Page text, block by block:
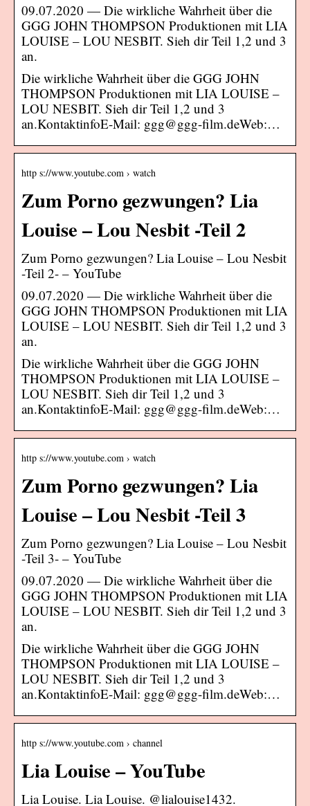
09.07.2020 — Die wirkliche Wahrheit über die
GGG JOHN THOMPSON Produktionen mit LIA
LOUISE – LOU NESBIT. Sieh dir Teil 1,2 und 3
an.
Die wirkliche Wahrheit über die GGG JOHN
THOMPSON Produktionen mit LIA LOUISE –
LOU NESBIT. Sieh dir Teil 1,2 und 3
an.KontaktinfoE-Mail: ggg@ggg-film.deWeb:…
http s://www.youtube.com › watch
Zum Porno gezwungen? Lia
Louise – Lou Nesbit -Teil 2
Zum Porno gezwungen? Lia Louise – Lou Nesbit
-Teil 2- – YouTube
09.07.2020 — Die wirkliche Wahrheit über die
GGG JOHN THOMPSON Produktionen mit LIA
LOUISE – LOU NESBIT. Sieh dir Teil 1,2 und 3
an.
Die wirkliche Wahrheit über die GGG JOHN
THOMPSON Produktionen mit LIA LOUISE –
LOU NESBIT. Sieh dir Teil 1,2 und 3
an.KontaktinfoE-Mail: ggg@ggg-film.deWeb:…
http s://www.youtube.com › watch
Zum Porno gezwungen? Lia
Louise – Lou Nesbit -Teil 3
Zum Porno gezwungen? Lia Louise – Lou Nesbit
-Teil 3- – YouTube
09.07.2020 — Die wirkliche Wahrheit über die
GGG JOHN THOMPSON Produktionen mit LIA
LOUISE – LOU NESBIT. Sieh dir Teil 1,2 und 3
an.
Die wirkliche Wahrheit über die GGG JOHN
THOMPSON Produktionen mit LIA LOUISE –
LOU NESBIT. Sieh dir Teil 1,2 und 3
an.KontaktinfoE-Mail: ggg@ggg-film.deWeb:…
http s://www.youtube.com › channel
Lia Louise – YouTube
Lia Louise. Lia Louise. @lialouise1432.